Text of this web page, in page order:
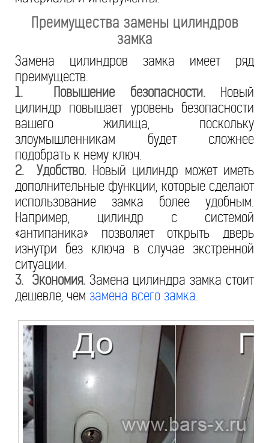
Преимущества замены цилиндров
замка
Замена цилиндров замка имеет ряд
преимуществ.
1. Повышение безопасности.Новый
цилиндр повышает уровень безопасности
вашего жилища, поскольку
злоумышленникам будет сложнее
подобрать к нему ключ.
2. Удобство.Новый цилиндр может иметь
дополнительные функции, которые сделают
использование замка более удобным.
Например, цилиндр с системой
«антипаника» позволяет открыть дверь
изнутри без ключа в случае экстренной
ситуации.
3. Экономия.Замена цилиндра замка стоит
дешевле, чем замена всего замка.